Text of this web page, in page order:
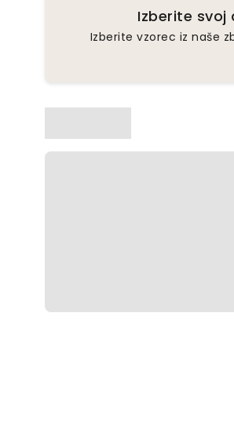
Izberite svoj
Izberite vzorec iz naše